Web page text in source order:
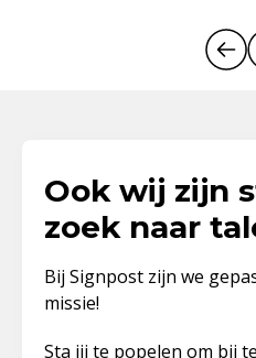
Ook wij zijn
zoek naar
Bij Signpost zijn we
missie!
Sta jij te popelen om bij